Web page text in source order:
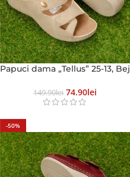
Papuci dama „Tellus” 25-13, Bej
149.90Lei 74.90Lei
-50%